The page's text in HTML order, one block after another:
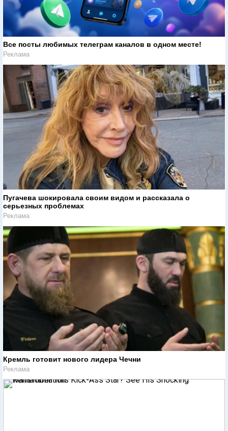
Все посты любимых телеграм каналов в одном месте!
Реклама
Пугачева шокировала своим видом и рассказала о
серьезных проблемах
Реклама
Кремль готовит нового лидера Чечни
Реклама